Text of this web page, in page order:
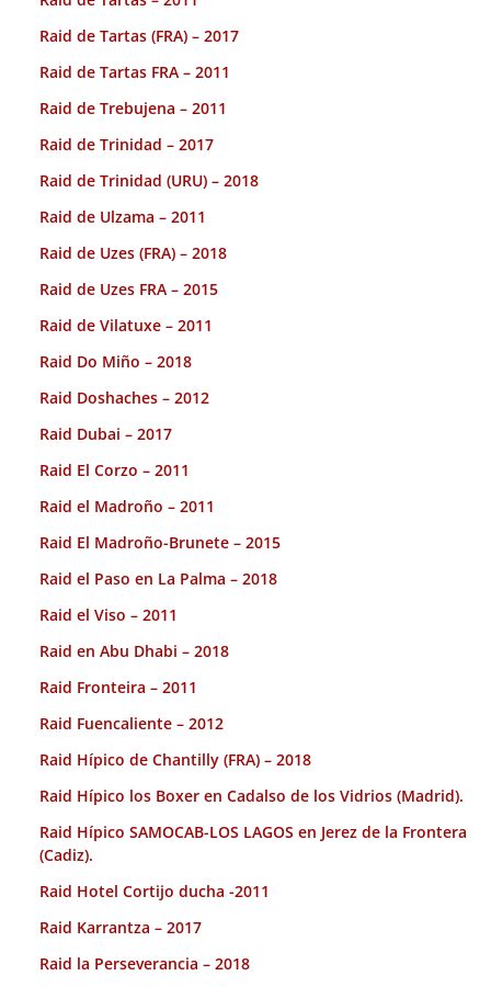
Raid de Tartas (FRA) – 2017
Raid de Tartas FRA – 2011
Raid de Trebujena – 2011
Raid de Trinidad – 2017
Raid de Trinidad (URU) – 2018
Raid de Ulzama – 2011
Raid de Uzes (FRA) – 2018
Raid de Uzes FRA – 2015
Raid de Vilatuxe – 2011
Raid Do Miño – 2018
Raid Doshaches – 2012
Raid Dubai – 2017
Raid El Corzo – 2011
Raid el Madroño – 2011
Raid El Madroño-Brunete – 2015
Raid el Paso en La Palma – 2018
Raid el Viso – 2011
Raid en Abu Dhabi – 2018
Raid Fronteira – 2011
Raid Fuencaliente – 2012
Raid Hípico de Chantilly (FRA) – 2018
Raid Hípico los Boxer en Cadalso de los Vidrios (Madrid).
Raid Hípico SAMOCAB-LOS LAGOS en Jerez de la Frontera
(Cadiz).
Raid Hotel Cortijo ducha -2011
Raid Karrantza – 2017
Raid la Perseverancia – 2018